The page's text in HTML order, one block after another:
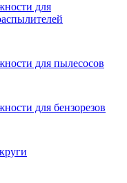
для
для пылесосов
для бензорезов